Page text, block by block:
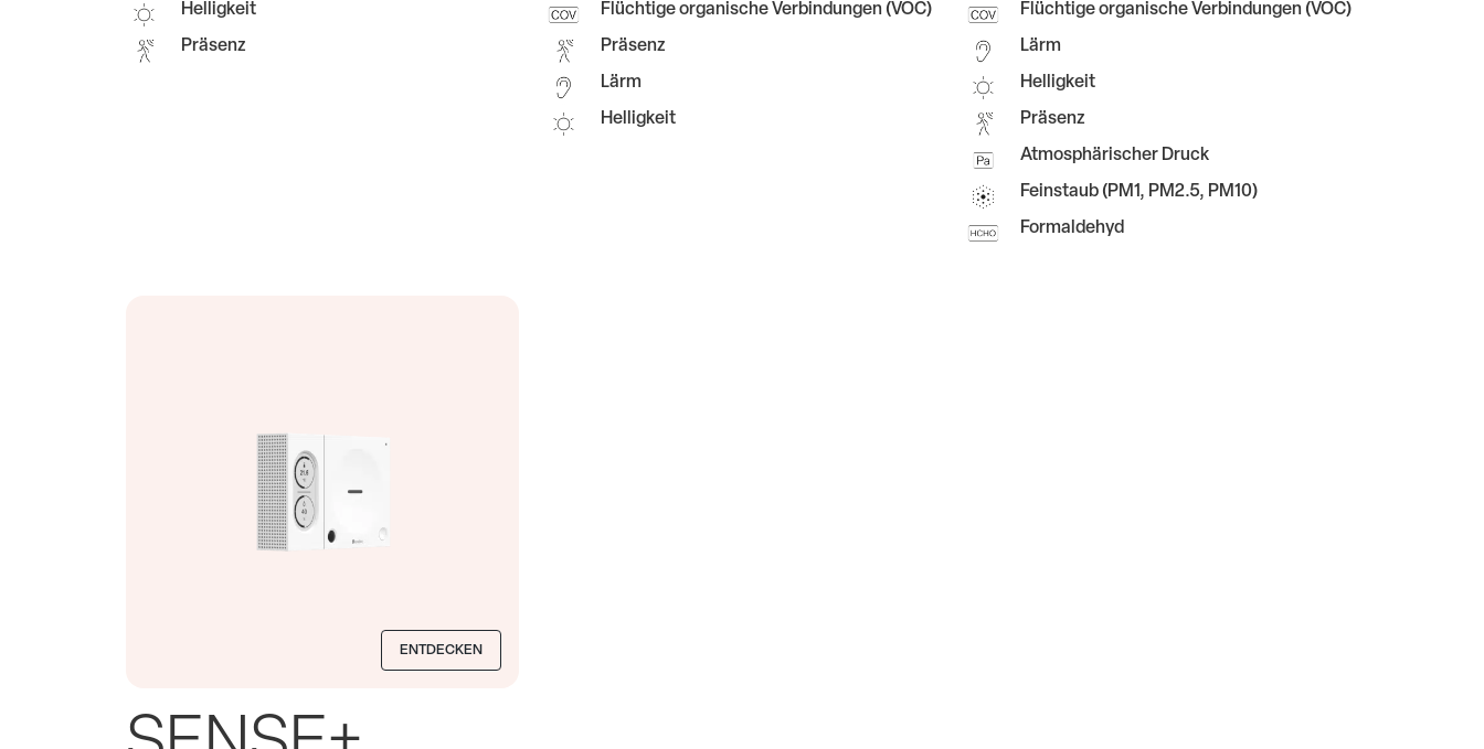
Helligkeit
Präsenz
Flüchtige organische Verbindungen (VOC)
Präsenz
Lärm
Helligkeit
Flüchtige organische Verbindungen (VOC)
Lärm
Helligkeit
Präsenz
Atmosphärischer Druck
Feinstaub (PM1, PM2.5, PM10)
Formaldehyd
ENTDECKEN